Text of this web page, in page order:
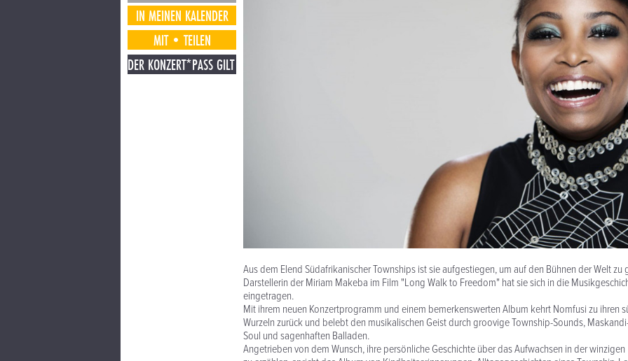
IN MEINEN KALENDER
MIT•TEILEN
DER KONZERT*PASS GILT
Aus dem Elend Südafrikanischer Townships ist sie aufgestiegen, um auf den Bühnen der Welt zu
Darstellerin der Miriam Makeba im Film "Long Walk to Freedom" hat sie sich in die
eingetragen.
Mit ihrem neuen Konzertprogramm und einem bemerkenswerten Album kehrt Nomfusi zu ihren
Wurzeln zurück und belebt den musikalischen Geist durch groovige Township-Sounds,
Soul und sagenhaften Balladen.
Angetrieben von dem Wunsch, ihre persönliche Geschichte über das Aufwachsen in der